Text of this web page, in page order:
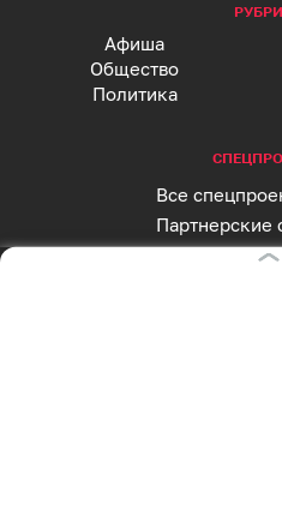
Афиша
Общество
Политика
Все
Партнерские